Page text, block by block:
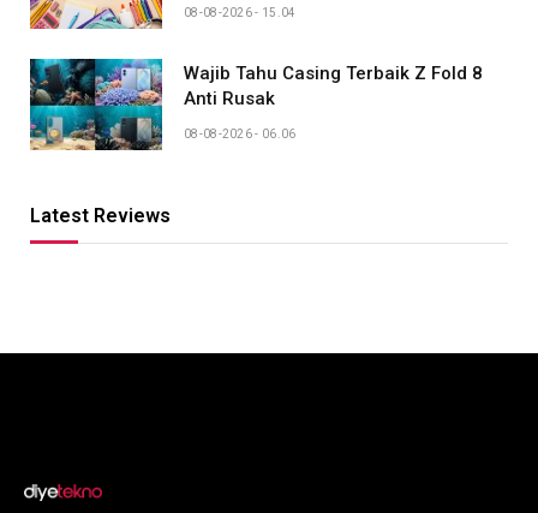
08-08-2026 - 15.04
Wajib Tahu Casing Terbaik Z Fold 8
Anti Rusak
08-08-2026 - 06.06
Latest Reviews